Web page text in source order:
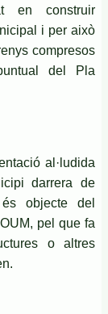
en construir
i per això
compresos
del Pla
al·ludida
darrera de
és objecte del
pel que fa
o altres